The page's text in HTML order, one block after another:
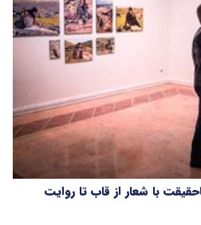
با شعار از قاب تا روایت